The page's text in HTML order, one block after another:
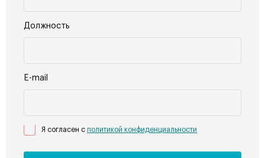
Должность
E-mail
Я согласен с политикой конфиденциальности